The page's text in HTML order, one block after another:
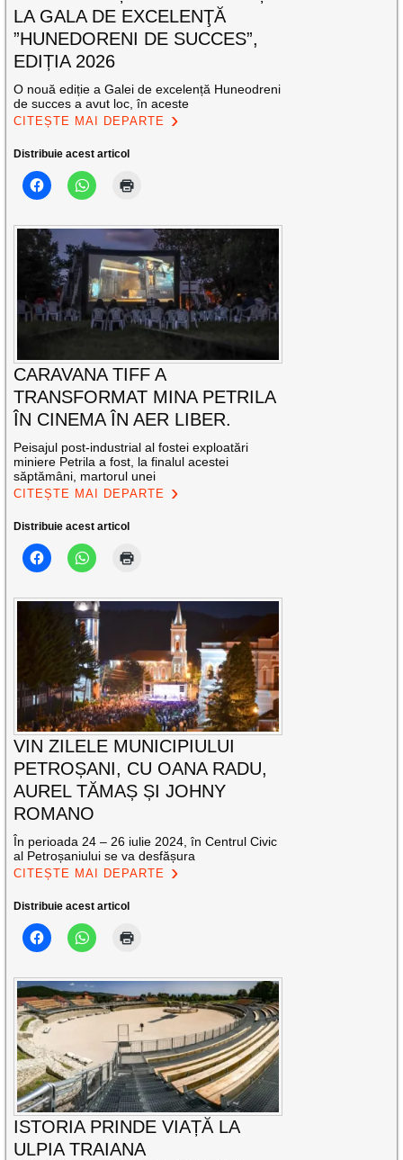
LA GALA DE EXCELENŢĂ
”HUNEDORENI DE SUCCES”,
EDIȚIA 2026
O nouă ediție a Galei de excelență Huneodreni
de succes a avut loc, în aceste
CITEȘTE MAI DEPARTE
Distribuie acest articol
CARAVANA TIFF A
TRANSFORMAT MINA PETRILA
ÎN CINEMA ÎN AER LIBER.
Peisajul post-industrial al fostei exploatări
miniere Petrila a fost, la finalul acestei
săptămâni, martorul unei
CITEȘTE MAI DEPARTE
Distribuie acest articol
VIN ZILELE MUNICIPIULUI
PETROȘANI, CU OANA RADU,
AUREL TĂMAȘ ȘI JOHNY
ROMANO
În perioada 24 – 26 iulie 2024, în Centrul Civic
al Petroșaniului se va desfășura
CITEȘTE MAI DEPARTE
Distribuie acest articol
ISTORIA PRINDE VIAȚĂ LA
ULPIA TRAIANA